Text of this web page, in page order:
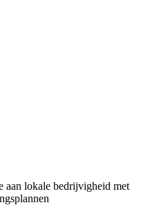
aan lokale bedrijvigheid met